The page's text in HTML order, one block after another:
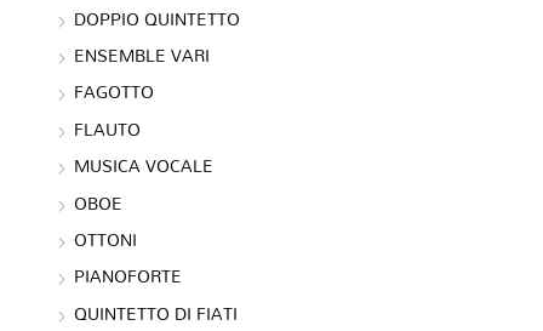
DOPPIO QUINTETTO
ENSEMBLE VARI
FAGOTTO
FLAUTO
MUSICA VOCALE
OBOE
OTTONI
PIANOFORTE
QUINTETTO DI FIATI